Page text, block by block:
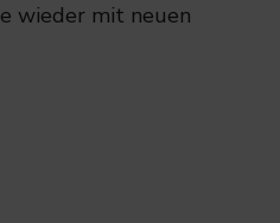
wieder mit neuen